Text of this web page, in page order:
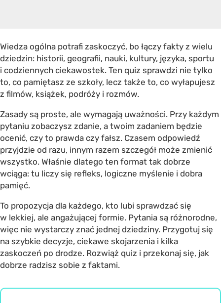
Wiedza ogólna potrafi zaskoczyć, bo łączy fakty z wielu
dziedzin: historii, geografii, nauki, kultury, języka, sportu
i codziennych ciekawostek. Ten quiz sprawdzi nie tylko
to, co pamiętasz ze szkoły, lecz także to, co wyłapujesz
z filmów, książek, podróży i rozmów.
Zasady są proste, ale wymagają uważności. Przy każdym
pytaniu zobaczysz zdanie, a twoim zadaniem będzie
ocenić, czy to prawda czy fałsz. Czasem odpowiedź
przyjdzie od razu, innym razem szczegół może zmienić
wszystko. Właśnie dlatego ten format tak dobrze
wciąga: tu liczy się refleks, logiczne myślenie i dobra
pamięć.
To propozycja dla każdego, kto lubi sprawdzać się
w lekkiej, ale angażującej formie. Pytania są różnorodne,
więc nie wystarczy znać jednej dziedziny. Przygotuj się
na szybkie decyzje, ciekawe skojarzenia i kilka
zaskoczeń po drodze. Rozwiąż quiz i przekonaj się, jak
dobrze radzisz sobie z faktami.